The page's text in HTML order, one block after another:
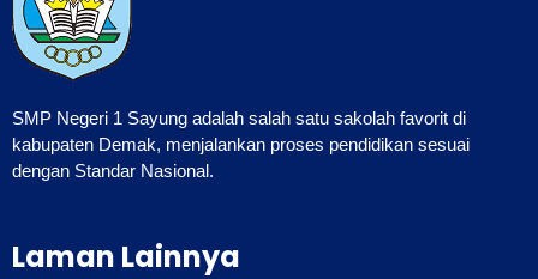
SMP Negeri 1 Sayung adalah salah satu sakolah favorit di
kabupaten Demak, menjalankan proses pendidikan sesuai
dengan Standar Nasional.
Laman Lainnya